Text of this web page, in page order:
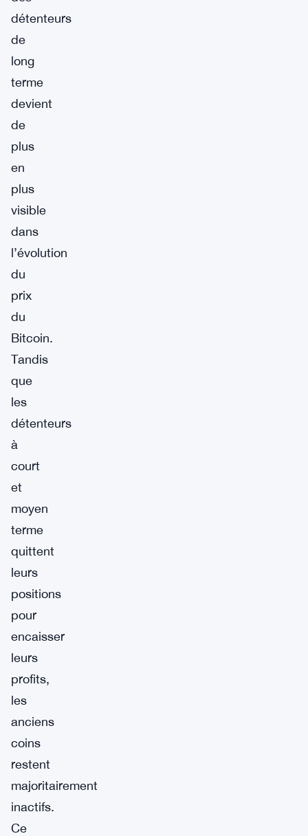
détenteurs
de
long
terme
devient
de
plus
en
plus
visible
dans
l’évolution
du
prix
du
Bitcoin.
Tandis
que
les
détenteurs
à
court
et
moyen
terme
quittent
leurs
positions
pour
encaisser
leurs
profits,
les
anciens
coins
restent
majoritairement
inactifs.
Ce